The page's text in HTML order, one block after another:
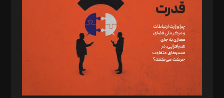
رستمی،مصطفی باستان
ویرایش: نگار استاد‌‌آقا
طراح یونیفرم: مجید توکلی
فیلمبرداری و عکاسی: امیر شفیعی، مانی لطفی زاده
گرافیک و صفحه‌آرایی: سید‌سبحان‌علی ثابت
مد‌یر توسعه تجاری: کامبیز برید‌
امور مالی: شاپور رهبری، محمد‌ کاظمی‌نیا